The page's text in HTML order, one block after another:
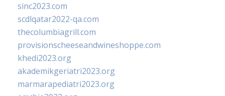
sinc2023.com
scdlqatar2022-qa.com
thecolumbiagrill.com
provisionscheeseandwineshoppe.com
khedi2023.org
akademikgeriatri2023.org
marmarapediatri2023.org